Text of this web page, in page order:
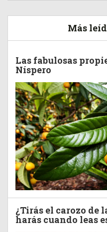
Más
Las fabulosas
Níspero
¿Tirás el carozo de
harás cuando leas